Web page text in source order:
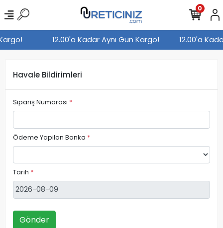
12.00'a Kadar Aynı Gün Kargo! 12.00'a
0
Havale Bildirimleri
Sipariş Numarası *
Ödeme Yapilan Banka *
Tarih *
Gönder